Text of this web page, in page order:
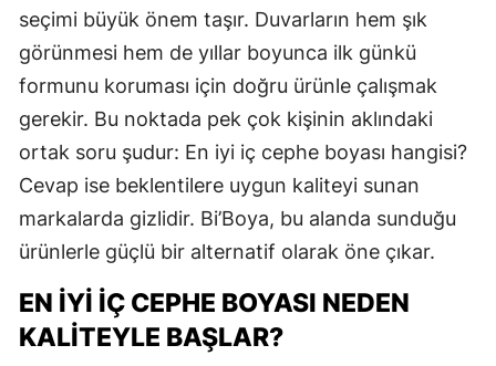
seçimi büyük önem taşır. Duvarların hem şık
görünmesi hem de yıllar boyunca ilk günkü
formunu koruması için doğru ürünle çalışmak
gerekir. Bu noktada pek çok kişinin aklındaki
ortak soru şudur: En iyi iç cephe boyası hangisi?
Cevap ise beklentilere uygun kaliteyi sunan
markalarda gizlidir. Bi’Boya, bu alanda sunduğu
ürünlerle güçlü bir alternatif olarak öne çıkar.
EN İYI İÇ CEPHE BOYASI NEDEN
KALITEYLE BAŞLAR?